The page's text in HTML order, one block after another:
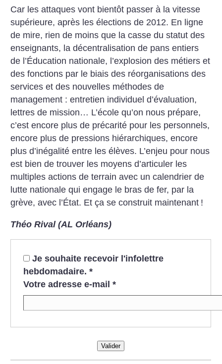
Car les attaques vont bientôt passer à la vitesse
supérieure, après les élections de 2012. En ligne
de mire, rien de moins que la casse du statut des
enseignants, la décentralisation de pans entiers
de l’Éducation nationale, l’explosion des métiers et
des fonctions par le biais des réorganisations des
services et des nouvelles méthodes de
management : entretien individuel d’évaluation,
lettres de mission… L’école qu’on nous prépare,
c’est encore plus de précarité pour les personnels,
encore plus de pressions hiérarchiques, encore
plus d’inégalité entre les élèves. L’enjeu pour nous
est bien de trouver les moyens d’articuler les
multiples actions de terrain avec un calendrier de
lutte nationale qui engage le bras de fer, par la
grève, avec l’État. Et ça se construit maintenant !
Théo Rival (AL Orléans)
Je souhaite recevoir l'infolettre
hebdomadaire. *
Votre adresse e-mail *
Valider